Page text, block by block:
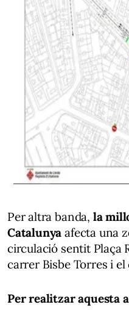
Per altra banda, la
Catalunya afecta una
circulació sentit Plaça
carrer Bisbe Torres i
Per realitzar aquesta